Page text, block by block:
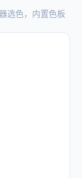
选色，内置色板